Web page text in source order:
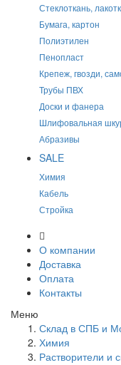
Стеклоткань,
Бумага, картон
Полиэтилен
Пенопласт
Крепеж, гвозди,
Трубы ПВХ
Доски и фанера
Шлифовальная
Абразивы
SALE
Химия
Кабель
Стройка
О компании
Доставка
Оплата
Контакты
Меню
Склад в СПБ и
Химия
Растворители и